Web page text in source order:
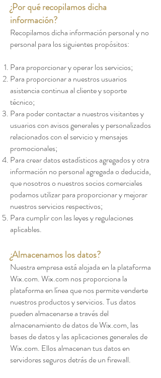
¿Por qué recopilamos dicha
información?
Recopilamos dicha información personal y no
personal para los siguientes propósitos:
Para proporcionar y operar los servicios;
Para proporcionar a nuestros usuarios
asistencia continua al cliente y soporte
técnico;
Para poder contactar a nuestros visitantes y
usuarios con avisos generales y personalizados
relacionados con el servicio y mensajes
promocionales;
Para crear datos estadísticos agregados y otra
información no personal agregada o deducida,
que nosotros o nuestros socios comerciales
podamos utilizar para proporcionar y mejorar
nuestros servicios respectivos;
Para cumplir con las leyes y regulaciones
aplicables.
¿Almacenamoslos datos?
Nuestra empresa está alojada en la plataforma
Wix.com. Wix.com nos proporciona la
plataforma en línea que nos permite venderte
nuestros productos y servicios. Tus datos
pueden almacenarse a través del
almacenamiento de datos de Wix.com, las
bases de datos y las aplicaciones generales de
Wix.com. Ellos almacenan tus datos en
servidores seguros detrás de un firewall.